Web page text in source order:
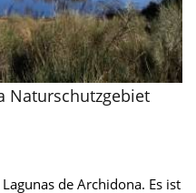
Naturschutzgebiet
de Archidona. Es ist